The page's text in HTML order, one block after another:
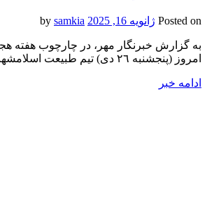
Posted on ژانویه 16, 2025 samkia
به گزارش خبرنگار مهر، در چارچوب هفته
امروز (پنجشنبه ٢٦ دی) تیم طبیعت اسلامشهر مدافع عنوان
ادامه خبر